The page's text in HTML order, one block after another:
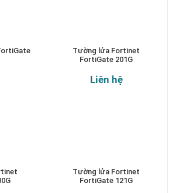
Tường lửa Fortinet
FortiGate 201G
Liên hệ
Tường lửa Fortinet
FortiGate 121G